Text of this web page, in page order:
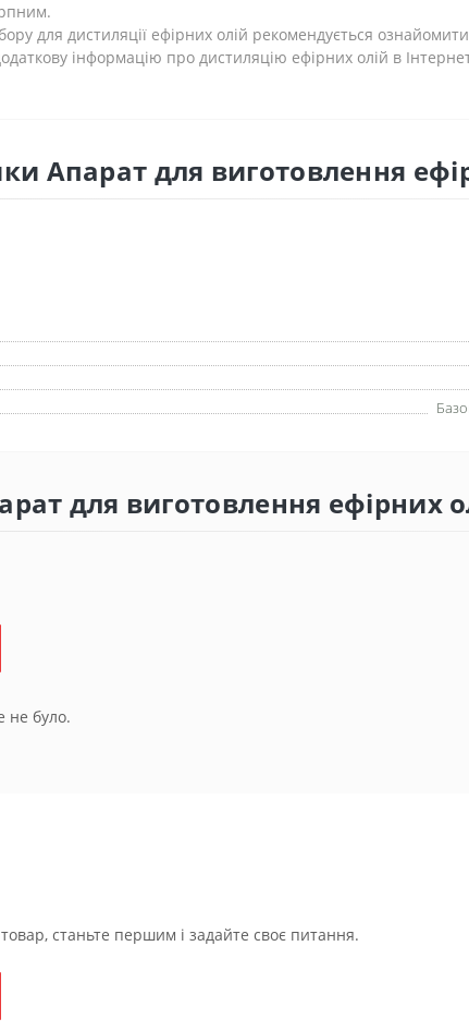
для дистиляції ефірних олій рекомендується
інформацію про дистиляцію ефірних олій в
Апарат для виготовлення
для виготовлення ефірних
не було.
станьте першим і задайте своє питання.